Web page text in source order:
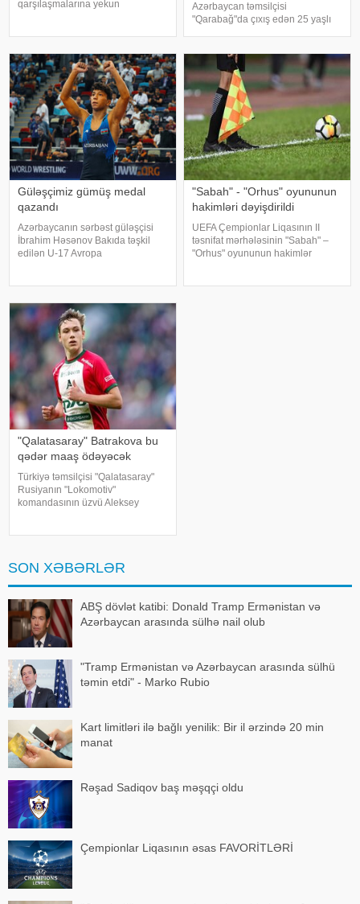
qarşılaşmalarına yekun
etdirəcək. Qurban Qurbanovun
rəhbərlik etdiy
Azərbaycan təmsilçisi
"Qarabağ"da çıxış edən 25 yaşlı
xəbər verir ki, bu barədə
Braziliyanın "Globo"
Güləşçimiz gümüş medal
qazandı
Azərbaycanın sərbəst güləşçisi
İbrahim Həsənov Bakıda təşkil
edilən U-17 Avropa
mübarizə aparan idmançı finalda
iranlı Benyamin Mayvanl
"Sabah" - "Orhus" oyununun
hakimləri dəyişdirildi
UEFA Çempionlar Liqasının II
təsnifat mərhələsinin "Sabah" –
"Orhus" oyununun hakimlər
"Qalatasaray" Batrakova bu
qədər maaş ödəyəcək
Türkiyə təmsilçisi "Qalatasaray"
Rusiyanın "Lokomotiv"
komandasının üzvü Aleksey
SON XƏBƏRLƏR
ABŞ dövlət katibi: Donald Tramp Ermənistan və
Azərbaycan arasında sülhə nail olub
"Tramp Ermənistan və Azərbaycan arasında sülhü
təmin etdi" - Marko Rubio
Kart limitləri ilə bağlı yenilik: Bir il ərzində 20 min
manat
Rəşad Sadiqov baş məşqçi oldu
Çempionlar Liqasının əsas FAVORİTLƏRİ